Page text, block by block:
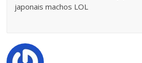
japonais machos LOL